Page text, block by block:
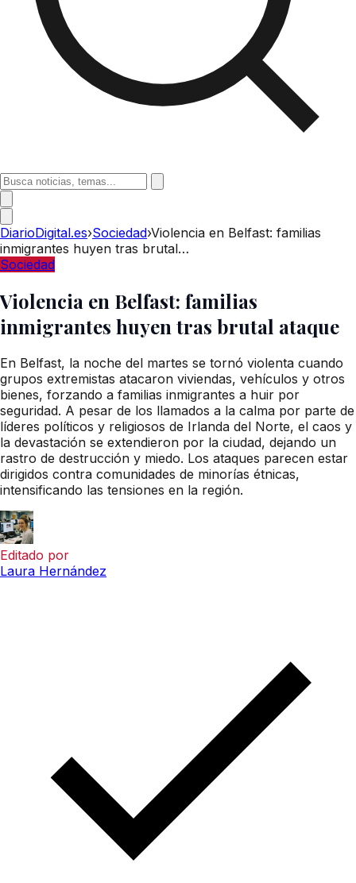
DiarioDigital.es›Sociedad›Violencia en Belfast: familias
inmigrantes huyen tras brutal…
Sociedad
Violencia en Belfast: familias
inmigrantes huyen tras brutal ataque
En Belfast, la noche del martes se tornó violenta cuando
grupos extremistas atacaron viviendas, vehículos y otros
bienes, forzando a familias inmigrantes a huir por
seguridad. A pesar de los llamados a la calma por parte de
líderes políticos y religiosos de Irlanda del Norte, el caos y
la devastación se extendieron por la ciudad, dejando un
rastro de destrucción y miedo. Los ataques parecen estar
dirigidos contra comunidades de minorías étnicas,
intensificando las tensiones en la región.
Editado por
Laura Hernández